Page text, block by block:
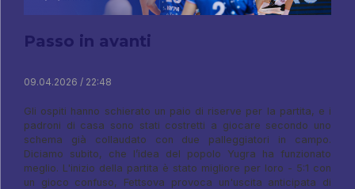
Passo in avanti
09.04.2026 / 22:48
Gli ospiti hanno schierato un paio di riserve per la partita, e i
padroni di casa sono stati costretti a giocare secondo uno
schema già collaudato con due palleggiatori in campo.
Diciamo subito, che l’idea del popolo Yugra ha funzionato
meglio. L'inizio della partita è stato migliore per loro - 5:1 con
un gioco confuso, Fettsova provoca un'uscita anticipata di